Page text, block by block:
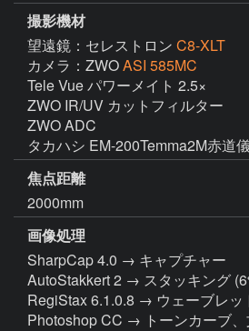
撮影機材
望遠鏡：セレストロン C8-XLT
カメラ：ZWOASI 585MC
Tele Vue パワーメイト 2.5×
ZWO IR/UV カットフィルター
ZWO ADC
タカハシ EM-200Temma2M赤道
焦点距離
2000mm
画像処理
SharpCap 4.0 → キャプチャー
AutoStakkert 2 → スタッキング
RegiStax 6.1.0.8 → ウェーブレッ
Photoshop CC → トーンカーブ